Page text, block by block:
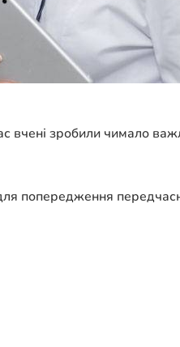
зробили чимало
попередження